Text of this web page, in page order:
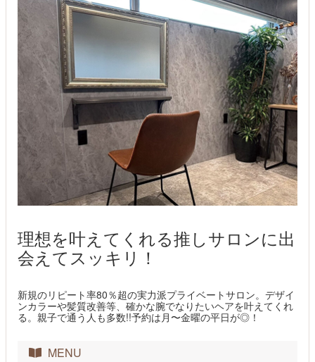
理想を叶えてくれる推しサロンに出
会えてスッキリ！
新規のリピート率80％超の実力派プライベートサロン。デザイ
ンカラーや髪質改善等、確かな腕でなりたいヘアを叶えてくれ
る。親子で通う人も多数!!予約は月〜金曜の平日が◎！
MENU